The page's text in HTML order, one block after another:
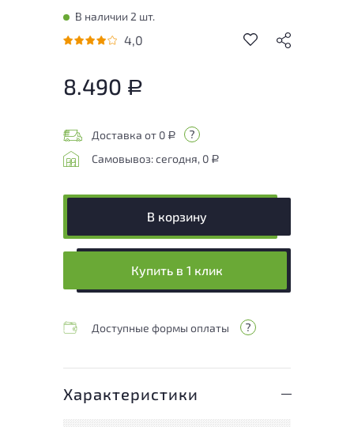
В наличии 2 шт.
4,0
8.490 Р
Доставка от 0 Р
Самовывоз: сегодня, 0 Р
В корзину
Купить в 1 клик
Доступные формы оплаты
Характеристики